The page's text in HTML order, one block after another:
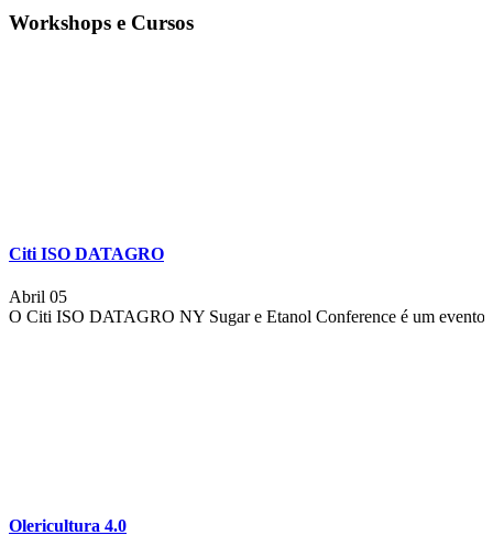
Workshops e Cursos
Citi ISO DATAGRO
Abril 05
O Citi ISO DATAGRO NY Sugar e Etanol Conference é um evento
Olericultura 4.0